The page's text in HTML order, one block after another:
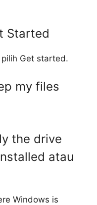
Started
Get started.
my files
the drive
atau
Windows is